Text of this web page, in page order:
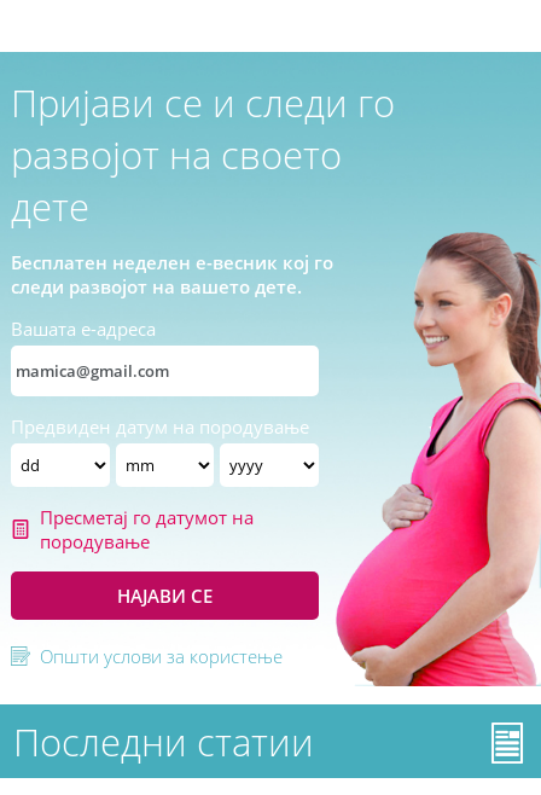
Пријави се и следи го
развојот на своето
дете
Бесплатен неделен е-весник кој го
следи развојот на вашето дете.
Вашата е-адреса
Предвиден датум на породување
Пресметај го датумот на
породување
НАЈАВИ СЕ
Општи услови за користење
Последни статии